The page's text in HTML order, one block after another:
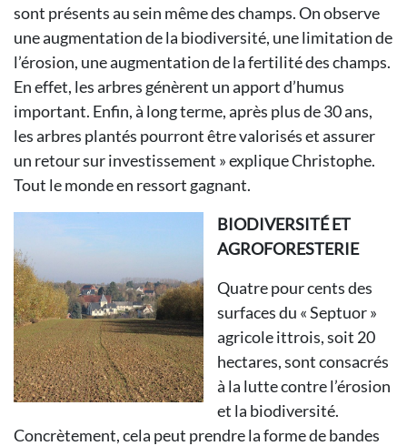
sont présents au sein même des champs. On observe
une augmentation de la biodiversité, une limitation de
l’érosion, une augmentation de la fertilité des champs.
En effet, les arbres génèrent un apport d’humus
important. Enfin, à long terme, après plus de 30 ans,
les arbres plantés pourront être valorisés et assurer
un retour sur investissement » explique Christophe.
Tout le monde en ressort gagnant.
BIODIVERSITÉ ET
AGROFORESTERIE
Quatre pour cents des
surfaces du « Septuor »
agricole ittrois, soit 20
hectares, sont consacrés
à la lutte contre l’érosion
et la biodiversité.
Concrètement, cela peut prendre la forme de bandes